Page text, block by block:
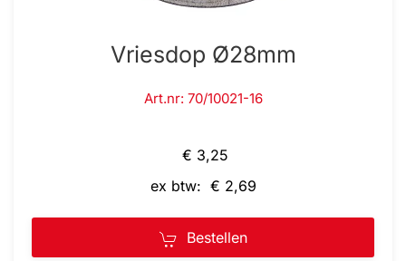
Vriesdop Ø28mm
Art.nr: 70/10021-16
€ 3,25
ex btw: € 2,69
Bestellen